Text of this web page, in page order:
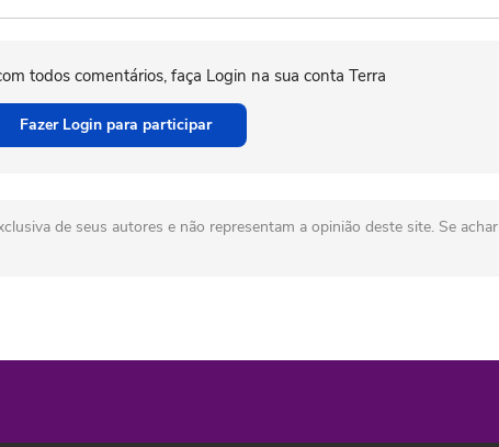
todos comentários, faça Login na sua conta Terra
Fazer Login para participar
de seus autores e não representam a opinião deste site. Se achar